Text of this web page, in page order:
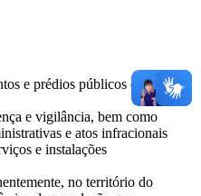
e prédios públicos do
e vigilância, bem como
e atos infracionais
e instalações
no território do